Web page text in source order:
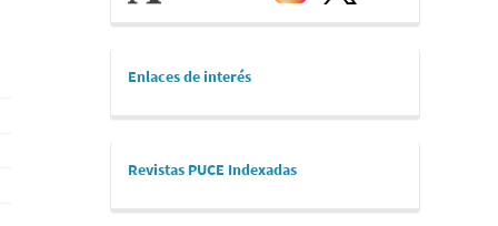
links
Enlaces de interés
revistaspuce
Revistas PUCE Indexadas